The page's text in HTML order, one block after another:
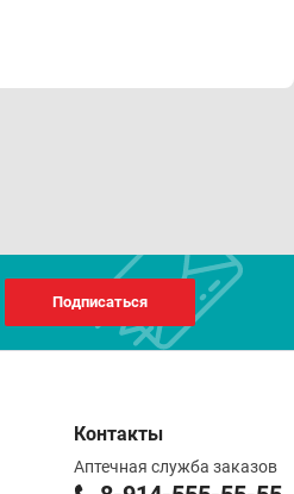
Подписаться
Контакты
Аптечная служба заказов